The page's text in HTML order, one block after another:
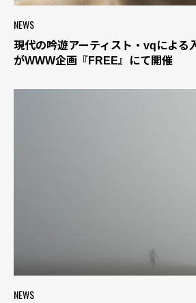
NEWS
現代の吟遊アーティスト・vqによる
がWWW企画『FREE』にて開催
NEWS